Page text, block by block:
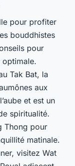
pour profiter
bouddhistes
pour
optimale.
Tak Bat, la
aux
et est un
spiritualité.
Thong pour
matinale.
visitez Wat